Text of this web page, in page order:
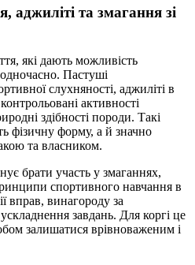
аджиліті та змагання зі
які дають можливість
Пастуші
слухняності, аджиліті в
активності
здібності породи. Такі
фізичну форму, а й значно
та власником.
брати участь у змаганнях,
спортивного навчання в
вправ, винагороду за
завдань. Для коргі це
залишатися врівноваженим і